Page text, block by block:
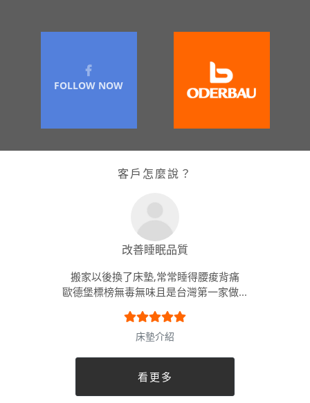
FOLLOW NOW
客戶怎麼說？
改善睡眠品質
搬家以後換了床墊,常常睡得腰痠背痛
歐德堡標榜無毒無味且是台灣第一家做...
床墊介紹
看更多